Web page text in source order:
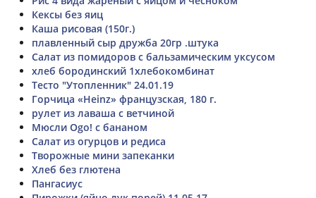
Кексы без яиц
Каша рисовая (150г.)
плавленный сыр дружба 20гр .штука
Салат из помидоров с бальзамическим уксусом
хлеб бородинский 1хлебокомбинат
Тесто "Утопленник" 24.01.19
Горчица «Heinz» французская, 180 г.
рулет из лаваша с ветчиной
Мюсли Ogo! с бананом
Салат из огурцов и редиса
Творожные мини запеканки
Хлеб без глютена
Пангасиус